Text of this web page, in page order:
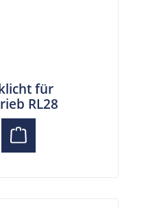
für
RL28